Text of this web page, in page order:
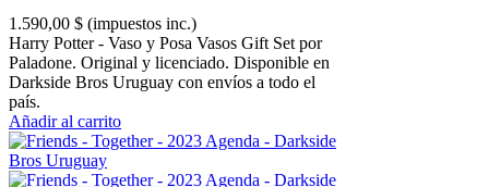
1.590,00 $ (impuestos inc.)
Harry Potter - Vaso y Posa Vasos Gift Set por
Paladone. Original y licenciado. Disponible en
Darkside Bros Uruguay con envíos a todo el
país.
Añadir al carrito